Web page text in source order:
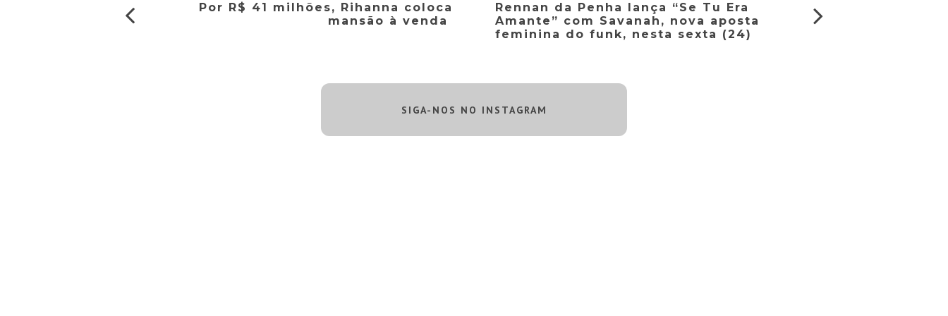
Por R$ 41 milhões, Rihanna coloca
mansão à venda
Rennan da Penha lança “Se Tu Era
Amante” com Savanah, nova aposta
feminina do funk, nesta sexta (24)
SIGA-NOS NO INSTAGRAM